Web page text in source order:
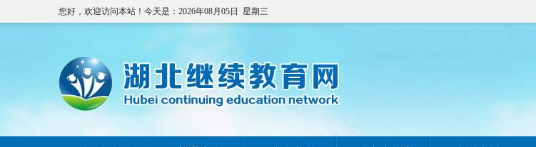
您好，欢迎访问本站！今天是：2026年08月05日 星期三